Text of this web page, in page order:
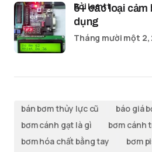
5+ các loại cảm
dụng
bởi lamtt
Tháng mười một 2,
bán bơm thủy lực cũ
báo giá
bơm cánh gạt là gì
bơm cánh
bơm hóa chất bằng tay
bơm